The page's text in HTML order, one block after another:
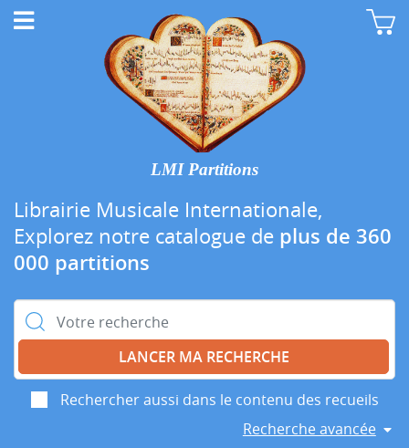
LMI Partitions
Librairie Musicale Internationale,
Explorez notre catalogue de plus de 360
000 partitions
Rechercher :
Rechercher aussi dans le contenu des recueils
Recherche avancée